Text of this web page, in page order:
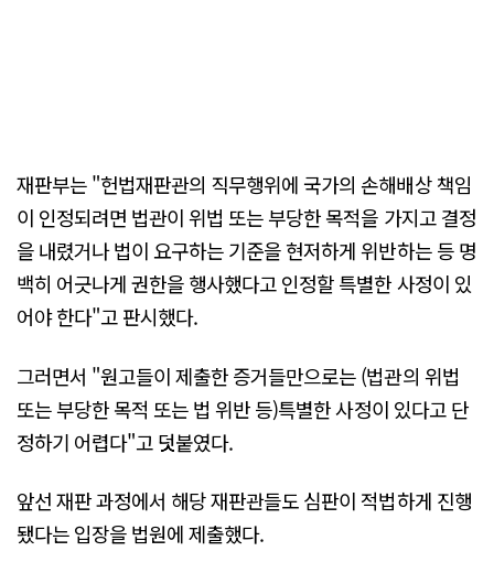
재판부는 "헌법재판관의 직무행위에 국가의 손해배상 책임
이 인정되려면 법관이 위법 또는 부당한 목적을 가지고 결정
을 내렸거나 법이 요구하는 기준을 현저하게 위반하는 등 명
백히 어긋나게 권한을 행사했다고 인정할 특별한 사정이 있
어야 한다"고 판시했다.
그러면서 "원고들이 제출한 증거들만으로는 (법관의 위법
또는 부당한 목적 또는 법 위반 등)특별한 사정이 있다고 단
정하기 어렵다"고 덧붙였다.
앞선 재판 과정에서 해당 재판관들도 심판이 적법하게 진행
됐다는 입장을 법원에 제출했다.